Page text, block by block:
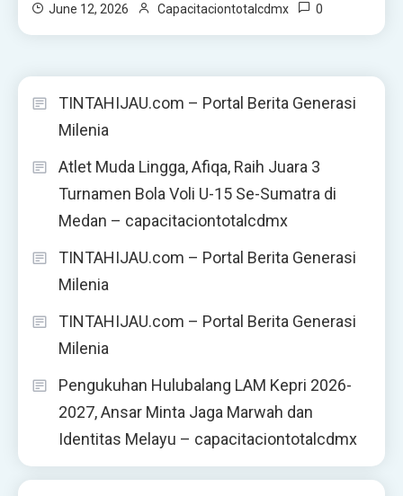
June 12, 2026 Capacitaciontotalcdmx 0
TINTAHIJAU.com – Portal Berita Generasi
Milenia
Atlet Muda Lingga, Afiqa, Raih Juara 3
Turnamen Bola Voli U-15 Se-Sumatra di
Medan – capacitaciontotalcdmx
TINTAHIJAU.com – Portal Berita Generasi
Milenia
TINTAHIJAU.com – Portal Berita Generasi
Milenia
Pengukuhan Hulubalang LAM Kepri 2026-
2027, Ansar Minta Jaga Marwah dan
Identitas Melayu – capacitaciontotalcdmx